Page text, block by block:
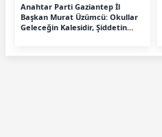
Anahtar Parti Gaziantep İl
Başkan Murat Üzümcü: Okullar
Geleceğin Kalesidir, Şiddetin